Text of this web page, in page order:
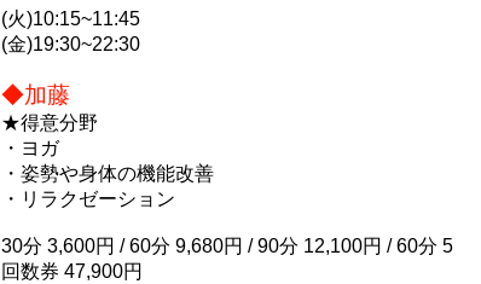
(火)10:15~11:45
(金)19:30~22:30
◆加藤
★得意分野
・ヨガ
・姿勢や身体の機能改善
・リラクゼーション
30分 3,600円 / 60分 9,680円 / 90分 12,100円 / 60分 5
回数券 47,900円